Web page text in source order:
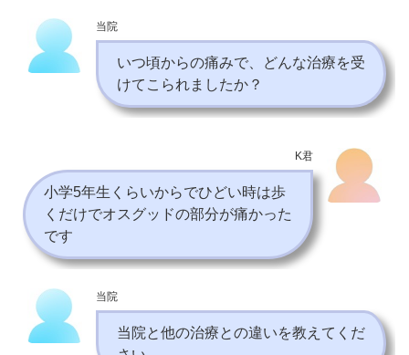
当院
いつ頃からの痛みで、どんな治療を受
けてこられましたか？
K君
小学5年生くらいからでひどい時は歩
くだけでオスグッドの部分が痛かった
です
当院
当院と他の治療との違いを教えてくだ